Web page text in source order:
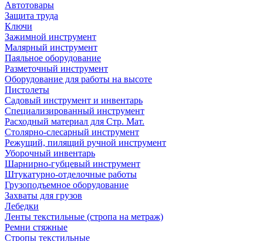
Автотовары
Защита труда
Ключи
Зажимной инструмент
Малярный инструмент
Паяльное оборудование
Разметочный инструмент
Оборудование для работы на высоте
Пистолеты
Садовый инструмент и инвентарь
Специализированный инструмент
Расходный материал для Стр. Мат.
Столярно-слесарный инструмент
Режущий, пилящий ручной инструмент
Уборочный инвентарь
Шарнирно-губцевый инструмент
Штукатурно-отделочные работы
Грузоподъемное оборудование
Захваты для грузов
Лебедки
Ленты текстильные (стропа на метраж)
Ремни стяжные
Стропы текстильные